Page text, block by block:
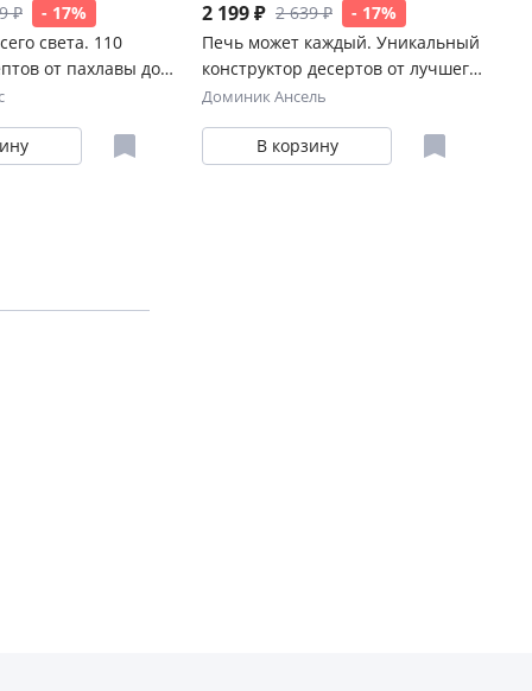
₽
- 17%
света. 110
от пахлавы до
2 199 ₽ 2 639 ₽
- 17%
Печь может каждый. Уникальный
конструктор десертов от лучшего
кондитера мира
Доминик Ансель
В корзину